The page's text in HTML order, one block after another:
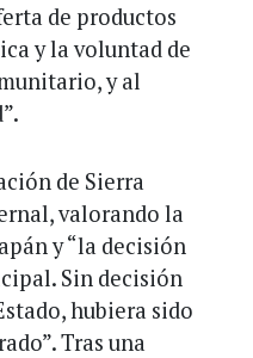
de productos
y la voluntad de
y al
de Sierra
valorando la
y “la decisión
Sin decisión
hubiera sido
Tras una